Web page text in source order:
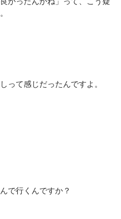
って感じだったんですよ。
で行くんですか？